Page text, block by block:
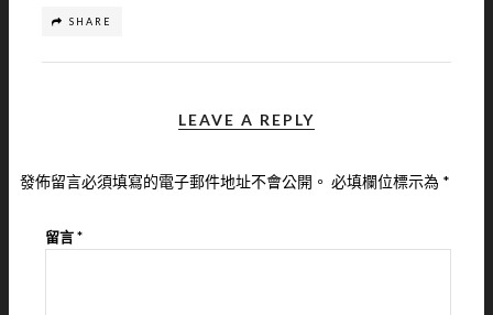
SHARE
LEAVE A REPLY
發佈留言必須填寫的電子郵件地址不會公開。 必填欄位標示為 *
留言*